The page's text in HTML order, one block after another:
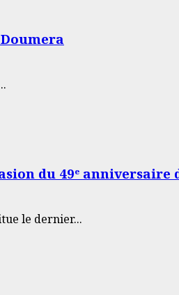
du 49ᵉ anniversaire
le dernier...